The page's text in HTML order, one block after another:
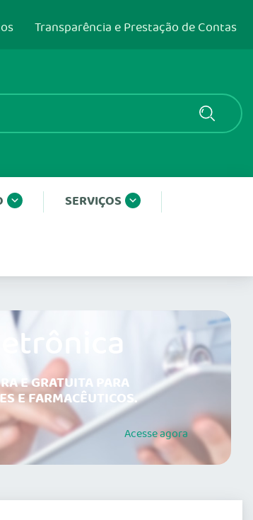
Transparência e Prestação de Contas
SERVIÇOS
E GRATUITA PARA
E FARMACÊUTICOS.
Acesseagora